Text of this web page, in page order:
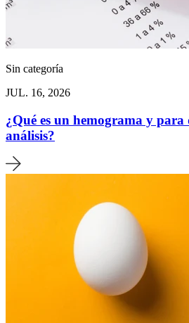
Sin categoría
JUL. 16, 2026
¿Qué es un hemograma y para
análisis?